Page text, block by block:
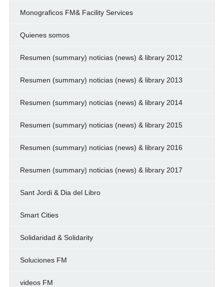
Monograficos FM& Facility Services
Quienes somos
Resumen (summary) noticias (news) & library 2012
Resumen (summary) noticias (news) & library 2013
Resumen (summary) noticias (news) & library 2014
Resumen (summary) noticias (news) & library 2015
Resumen (summary) noticias (news) & library 2016
Resumen (summary) noticias (news) & library 2017
Sant Jordi & Dia del Libro
Smart Cities
Solidaridad & Solidarity
Soluciones FM
videos FM